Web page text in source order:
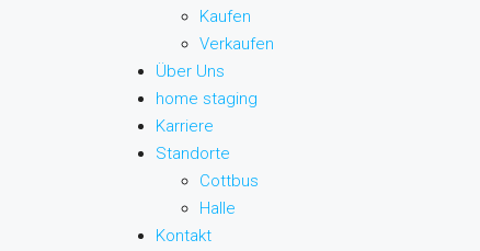
Kaufen
Verkaufen
Über Uns
home staging
Karriere
Standorte
Cottbus
Halle
Kontakt